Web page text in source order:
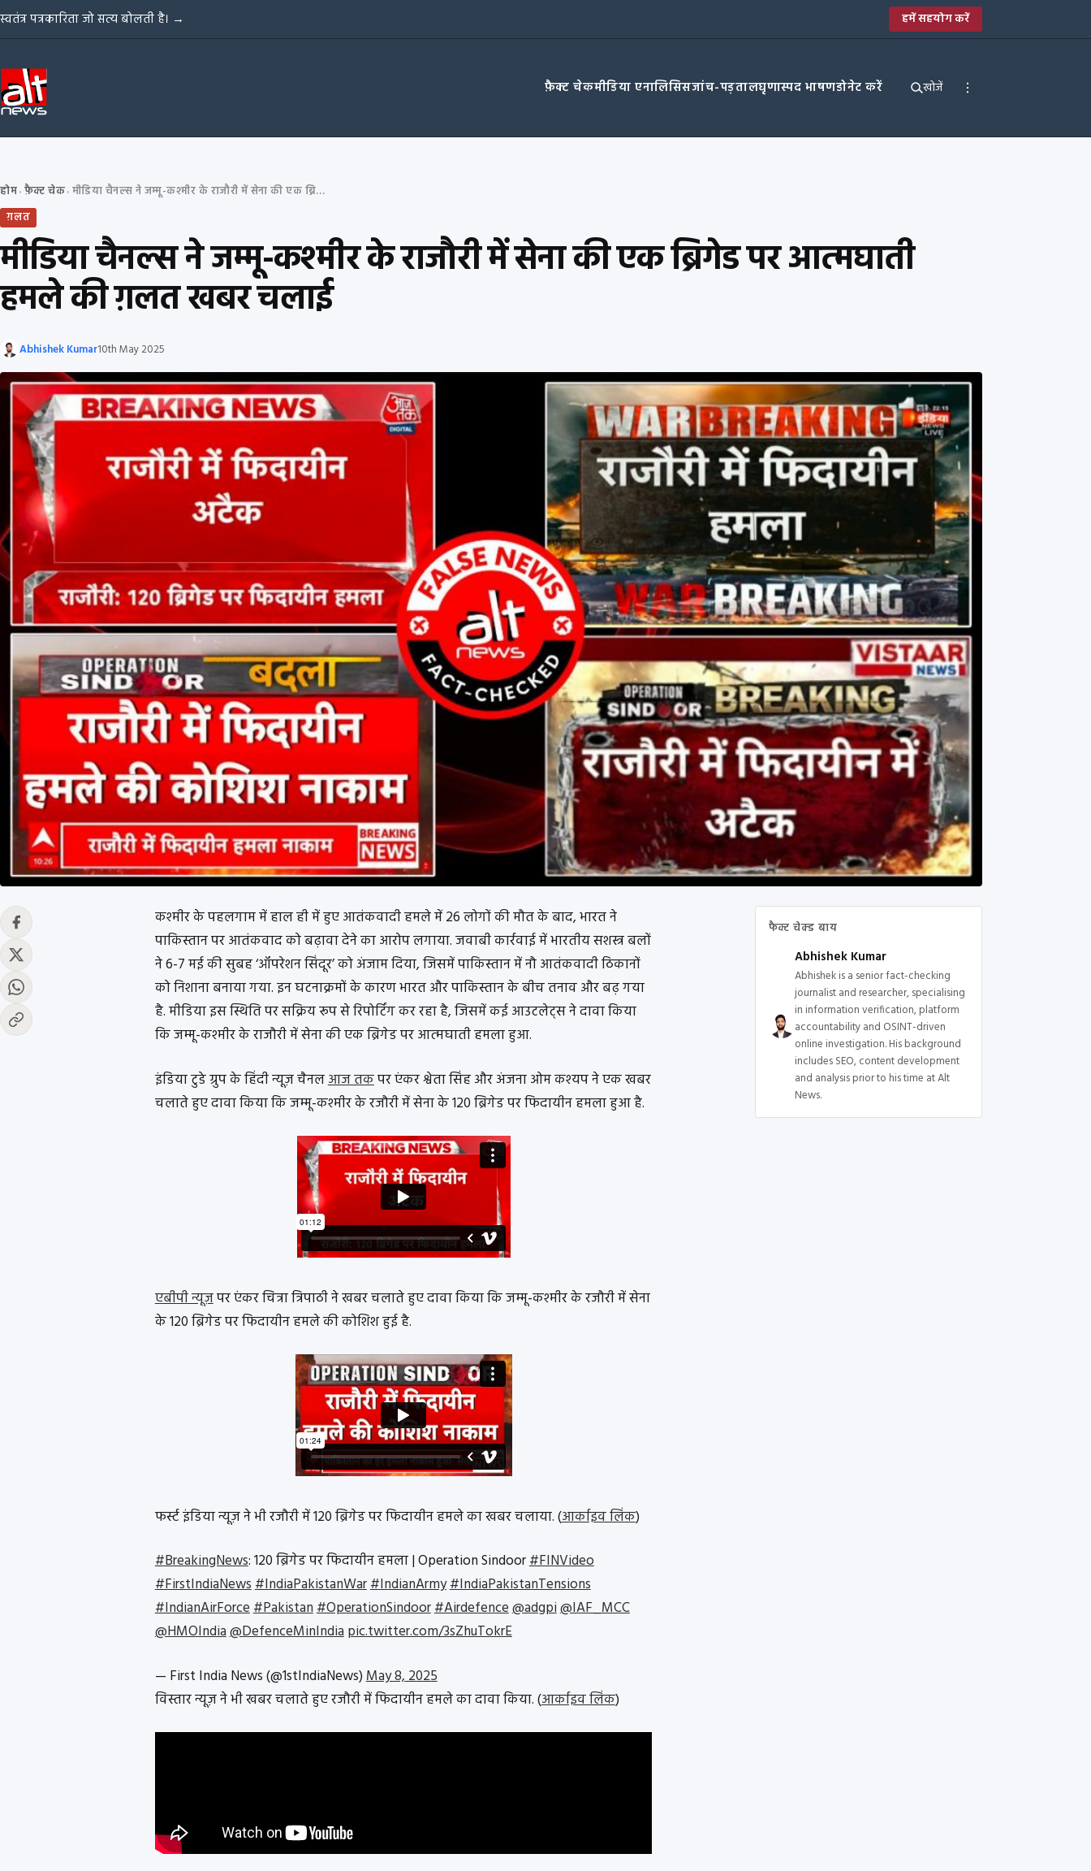
Skip to content
स्वतंत्र पत्रकारिता जो सत्य बोलती है। → हमें सहयोग करें
फ़ैक्ट चेकमीडिया एनालिसिसजांच-पड़तालघृणास्पद भाषणडोनेट करें खोजें
होम› फ़ैक्ट चेक›
मीडिया चैनल्स ने जम्मू-कश्मीर के राजौरी में सेना की एक ब्रिगेड पर आत्मघाती हमले की ग़लत खबर चलाई
ग़लत
मीडिया चैनल्स ने जम्मू-कश्मीर के राजौरी में सेना की एक ब्रिगेड पर आत्मघाती
हमले की ग़लत खबर चलाई
Abhishek Kumar10th May 2025
कश्मीर के पहलगाम में हाल ही में हुए आतंकवादी हमले में 26 लोगों की मौत के बाद, भारत ने
पाकिस्तान पर आतंकवाद को बढ़ावा देने का आरोप लगाया. जवाबी कार्रवाई में भारतीय सशस्त्र बलों
ने 6-7 मई की सुबह ‘ऑपरेशन सिंदूर’ को अंजाम दिया, जिसमें पाकिस्तान में नौ आतंकवादी ठिकानों
को निशाना बनाया गया. इन घटनाक्रमों के कारण भारत और पाकिस्तान के बीच तनाव और बढ़ गया
है. मीडिया इस स्थिति पर सक्रिय रूप से रिपोर्टिंग कर रहा है, जिसमें कई आउटलेट्स ने दावा किया
कि जम्मू-कश्मीर के राजौरी में सेना की एक ब्रिगेड पर आत्मघाती हमला हुआ.
इंडिया टुडे ग्रुप के हिंदी न्यूज़ चैनलआज तकपर एंकर श्वेता सिंह और अंजना ओम कश्यप ने एक खबर
चलाते हुए दावा किया कि जम्मू-कश्मीर के रजौरी में सेना के 120 ब्रिगेड पर फिदायीन हमला हुआ है.
एबीपी न्यूज़पर एंकर चित्रा त्रिपाठी ने खबर चलाते हुए दावा किया कि जम्मू-कश्मीर के रजौरी में सेना
के 120 ब्रिगेड पर फिदायीन हमले की कोशिश हुई है.
फर्स्ट इंडिया न्यूज़ ने भी रजौरी में 120 ब्रिगेड पर फिदायीन हमले का खबर चलाया. (आर्काइव लिंक)
#BreakingNews: 120 ब्रिगेड पर फिदायीन हमला | Operation Sindoor#FINVideo
#FirstIndiaNews#IndiaPakistanWar#IndianArmy#IndiaPakistanTensions
#IndianAirForce#Pakistan#OperationSindoor#Airdefence@adgpi@IAF_MCC
@HMOIndia@DefenceMinIndiapic.twitter.com/3sZhuTokrE
— First India News (@1stIndiaNews)May 8, 2025
विस्तार न्यूज़ ने भी खबर चलाते हुए रजौरी में फिदायीन हमले का दावा किया. (आर्काइव लिंक)
फैक्ट चेक्ड बाय
Abhishek Kumar
Abhishek is a senior fact-checking
journalist and researcher, specialising
in information verification, platform
accountability and OSINT-driven
online investigation. His background
includes SEO, content development
and analysis prior to his time at Alt
News.